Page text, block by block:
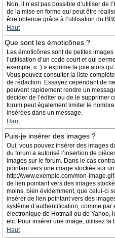
Non, il n’est pas possible d’utiliser de
de la mise en forme qui peut être
être obtenue grâce à l’utilisation du
Haut
Que sont les émoticônes ?
Les émoticônes sont de petites
l’utilisation d’un code court et qui
exemple, « :) » exprime la joie alors
Vous pouvez consulter la liste
de rédaction. Essayez cependant de
peuvent rapidement rendre un
décider de l’éditer ou de le supprimer
forum peut également limiter le
insérées dans un message.
Haut
Puis-je insérer des images ?
Oui, vous pouvez insérer des images
du forum a autorisé l’insertion de
images sur le forum. Dans le cas
pointant vers une image stockée sur
http://www.exemple.com/mon-
de lien pointant vers des images
moins, bien évidemment, que celui-ci
insérer de lien pointant vers des
système d’authentification, comme
électronique de Hotmail ou de Yahoo,
etc. Pour insérer une image, utilisez la
Haut